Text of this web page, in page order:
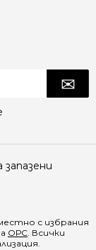
с избрания
ОРС. Всички